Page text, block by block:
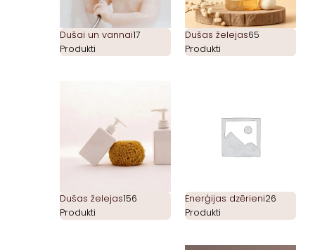
Dušai un vannai17
Produkti
Dušas želejas65
Produkti
Dušas želejas156
Produkti
Enerģijas dzērieni26
Produkti